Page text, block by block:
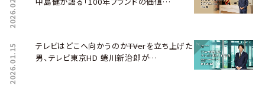
2026.01.15
テレビはどこへ向かうのか――TVerを立ち上げた
男、テレビ東京HD 蜷川新治郎が…